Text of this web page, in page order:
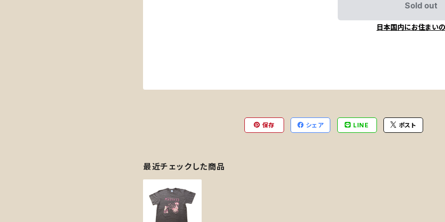
Sold out
日本国内にお住まい
保存 シェア LINE ポスト
最近チェックした商品